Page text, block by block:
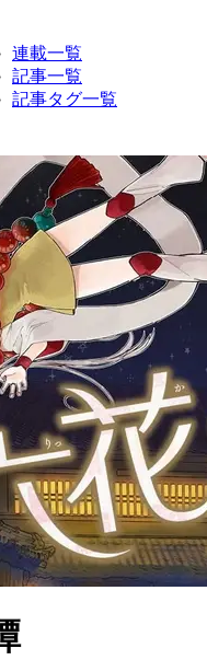
連載一覧
記事一覧
記事タグ一覧